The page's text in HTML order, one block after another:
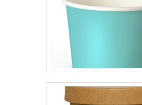
um time com
multidisciplinar de
associados e
qualificados,
essência de trazer o
todos os clientes.